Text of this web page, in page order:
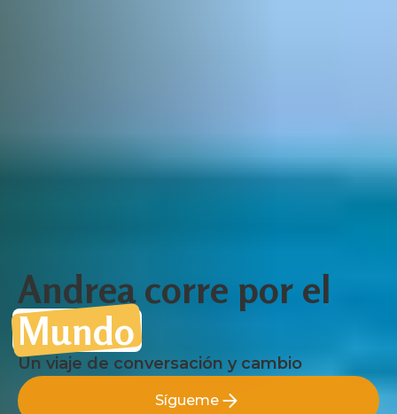
Andrea corre por el
Mundo
Un viaje de conversación y cambio
Sígueme
Sígueme